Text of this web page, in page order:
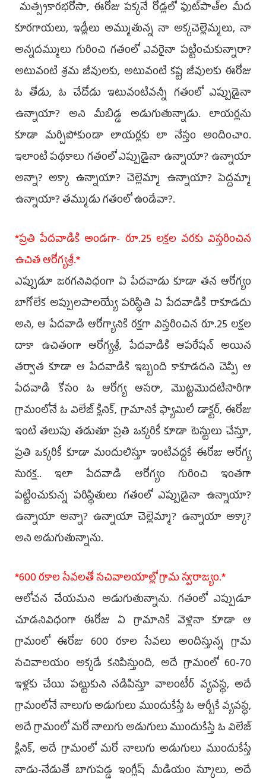
మత్స్యకారభరోసా, ఈరోజు పక్కనే రోడ్లలో ఫుట్‌పాత్‌ల మీద
కూరగాయలు, ఇడ్లీలు అమ్ముతున్న నా అక్కచెల్లెమ్మలు, నా
అన్నదమ్ములు గురించి గతంలో ఎవరైనా పట్టించుకున్నారా?
అటువంటి శ్రమ జీవులకు, అటువంటి కష్ట జీవులకు ఈరోజు
ఓ తోడు, ఓ చేదోడు ఇటువంటివన్నీ గతంలో ఎప్పుడైనా
ఉన్నాయా? అని మీబిడ్డ అడుగుతున్నాడు. లాయర్లను
కూడా మర్చిపోకుండా లాయర్లకు లా నేస్తం అందించాం.
ఇలాంటి పథకాలు గతంలో ఎప్పుడైనా ఉన్నాయా? ఉన్నాయా
అన్నా? అక్కా ఉన్నాయా? చెల్లెమ్మా ఉన్నాయా? పెద్దమ్మా
ఉన్నాయా? తమ్ముడు గతంలో ఉండేవా?.
*ప్రతి పేదవాడికి అండగా- రూ.25 లక్షల వరకు విస్తరించిన
ఉచిత ఆరోగ్యశ్రీ.*
ఎప్పుడూ జరగనివిధంగా ఏ పేదవాడు కూడా తన ఆరోగ్యం
బాగోలేక అప్పులపాలయ్యే పరిస్థితి ఏ పేదవాడికి రాకూడదు
అని, ఆ పేదవాడి ఆరోగ్యానికి రక్షగా విస్తరించిన రూ.25 లక్షల
దాకా ఉచితంగా ఆరోగ్యశ్రీ, పేదవాడికి ఆపరేషన్ అయిన
తర్వాత కూడా ఆ పేదవాడికి ఇబ్బంది కాకూడదని చెప్పి ఆ
పేదవాడి కోసం ఓ ఆరోగ్య ఆసరా, మొట్టమొదటిసారిగా
గ్రామంలోనే ఓ విలేజ్ క్లినిక్, గ్రామానికే ఫ్యామిలీ డాక్టర్, ఈరోజు
ఇంటి తలుపు తడుతూ ప్రతి ఒక్కరికీ కూడా టెస్టులు చేస్తూ,
ప్రతి ఒక్కరికీ కూడా మందులిస్తూ ఇంటివద్దకే ఈరోజు ఆరోగ్య
సురక్ష.. ఇలా పేదవాడి ఆరోగ్యం గురించి ఇంతగా
పట్టించుకున్న పరిస్థితులు గతంలో ఎప్పుడైనా ఉన్నాయా?
ఉన్నాయా అన్నా? ఉన్నాయా చెల్లెమ్మా? ఉన్నాయా అక్కా?
అని అడుగుతున్నాను.
*600 రకాల సేవలతో సచివాలయాల్లో గ్రామ స్వరాజ్యం.*
ఆలోచన చేయమని అడుగుతున్నాను. గతంలో ఎప్పుడూ
చూడనివిధంగా ఈరోజు ఏ గ్రామానికి వెళ్లినా కూడా ఆ
గ్రామంలో ఈరోజు 600 రకాల సేవలు అందిస్తున్న గ్రామ
సచివాలయం అక్కడే కనిపిస్తుంది, అదే గ్రామంలో 60-70
ఇళ్లకు చేయి పట్టుకుని నడిపిస్తూ వాలంటీర్ వ్యవస్థ, అదే
గ్రామంలోనే నాలుగు అడుగులు ముందుకేస్తే ఓ ఆర్బీకే వ్యవస్థ,
అదే గ్రామంలో మరో నాలుగు అడుగులు ముందుకేస్తే ఓ విలేజ్
క్లినిక్, అదే గ్రామంలో మరో నాలుగు అడుగులు ముందుకేస్తే
నాడు-నేడుతో బాగుపడ్డ ఇంగ్లీష్ మీడియం స్కూలు, అదే